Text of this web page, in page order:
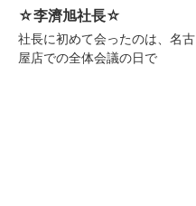
☆李濟旭社長☆
社長に初めて会ったのは、名古
屋店での全体会議の日で